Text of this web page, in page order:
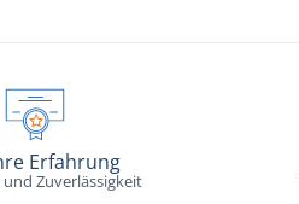
Erfahrung
Zuverlässigkeit